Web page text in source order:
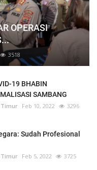
OPERASI
3518
19 BHABIN
SAMBANG
Timur Feb 10, 2022 3296
Sudah Profesional
Timur Feb 5, 2022 3725